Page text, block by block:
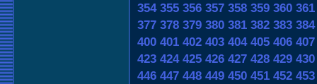
354 355 356 357 358 359 360 361
377 378 379 380 381 382 383 384
400 401 402 403 404 405 406 407
423 424 425 426 427 428 429 430
446 447 448 449 450 451 452 453